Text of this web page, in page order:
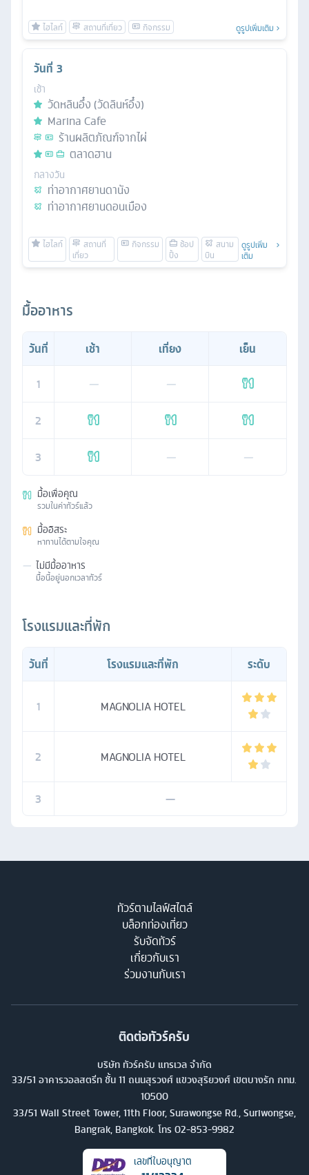
ดูรูปเพิ่มเติม
วันที่ 3
เช้า
วัดหลินอึ๋ง (วัดลินห์อึ๋ง)
Marina Cafe
ร้านผลิตภัณฑ์จากไผ่
ตลาดฮาน
กลางวัน
ท่าอากาศยานดานัง
ท่าอากาศยานดอนเมือง
ดูรูปเพิ่ม
เติม
มื้ออาหาร
วันที่ เช้า เที่ยง
เย็น
1
— —
2
3 — —
มื้อเพื่อคุณ
รวมในค่าทัวร์แล้ว
มื้ออิสระ
หาทานได้ตามใจคุณ
— ไม่มีมื้ออาหาร
มื้อนี้อยู่นอกเวลาทัวร์
โรงแรมและที่พัก
วันที่ โรงแรมและที่พัก ระดับ
1 MAGNOLIA HOTEL
2 MAGNOLIA HOTEL
3 —
ทัวร์ตามไลฟ์สไตล์
บล็อกท่องเที่ยว
รับจัดทัวร์
เกี่ยวกับเรา
ร่วมงานกับเรา
ติดต่อทัวร์ครับ
บริษัท ทัวร์ครับ แทรเวล จำกัด
33/51 อาคารวอลสตรีท ชั้น 11 ถนนสุรวงศ์ แขวงสุริยวงศ์ เขตบางรัก กทม.
10500
33/51 Wall Street Tower, 11th Floor, Surawongse Rd., Suriwongse,
Bangrak, Bangkok. โทร 02-853-9982
เลขที่ใบอนุญาต